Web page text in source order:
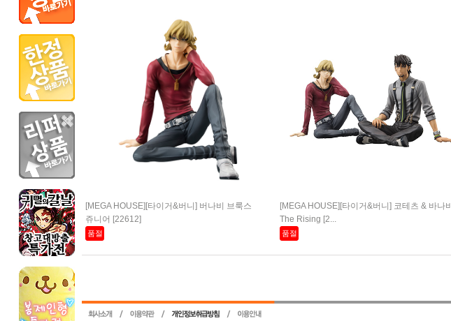
[MEGA HOUSE][타이거&버니] 버나비 브룩스
쥬니어 [22612]
품절
[MEGA HOUSE][타이거&버니] 코테츠 & 바나비
The Rising [2...
품절